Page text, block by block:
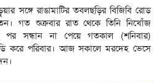
সঙ্গে রাঙামাটির তবলছড়ির বিজিবি রোড
গত শুক্রবার রাত থেকে তিনি নিখোঁজ
সন্ধান না পেয়ে গতকাল (শনিবার)
করে পরিবার। আজ সকালে মরদেহ ভেসে